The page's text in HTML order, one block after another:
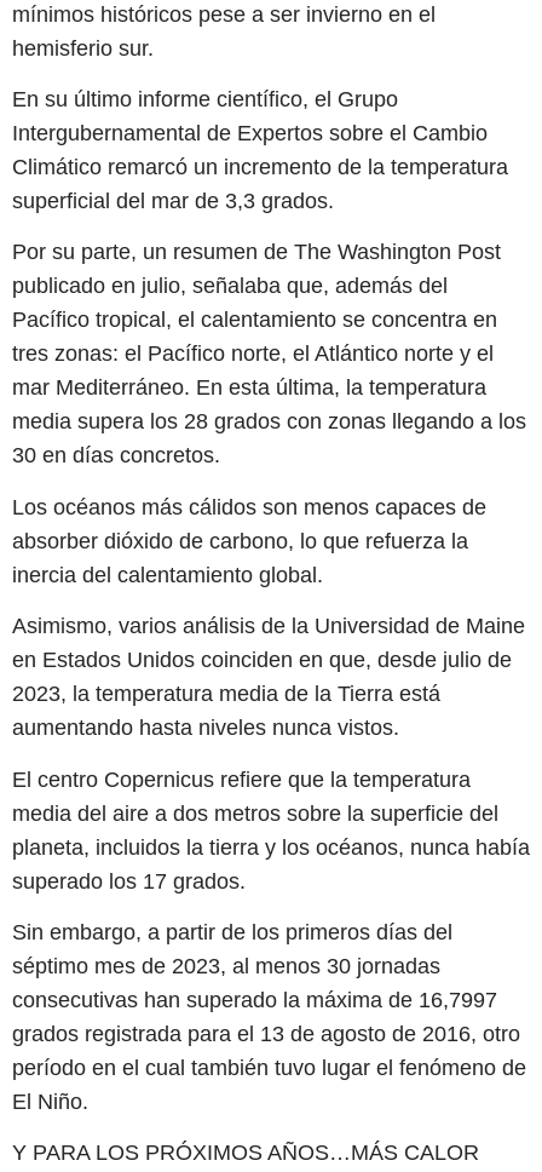
mínimos históricos pese a ser invierno en el
hemisferio sur.
En su último informe científico, el Grupo
Intergubernamental de Expertos sobre el Cambio
Climático remarcó un incremento de la temperatura
superficial del mar de 3,3 grados.
Por su parte, un resumen de The Washington Post
publicado en julio, señalaba que, además del
Pacífico tropical, el calentamiento se concentra en
tres zonas: el Pacífico norte, el Atlántico norte y el
mar Mediterráneo. En esta última, la temperatura
media supera los 28 grados con zonas llegando a los
30 en días concretos.
Los océanos más cálidos son menos capaces de
absorber dióxido de carbono, lo que refuerza la
inercia del calentamiento global.
Asimismo, varios análisis de la Universidad de Maine
en Estados Unidos coinciden en que, desde julio de
2023, la temperatura media de la Tierra está
aumentando hasta niveles nunca vistos.
El centro Copernicus refiere que la temperatura
media del aire a dos metros sobre la superficie del
planeta, incluidos la tierra y los océanos, nunca había
superado los 17 grados.
Sin embargo, a partir de los primeros días del
séptimo mes de 2023, al menos 30 jornadas
consecutivas han superado la máxima de 16,7997
grados registrada para el 13 de agosto de 2016, otro
período en el cual también tuvo lugar el fenómeno de
El Niño.
Y PARA LOS PRÓXIMOS AÑOS…MÁS CALOR